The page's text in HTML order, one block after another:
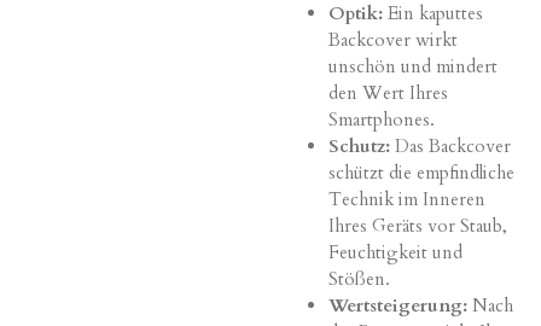
Optik:Ein kaputtes
Backcover wirkt
unschön und mindert
den Wert Ihres
Smartphones.
Schutz:Das Backcover
schützt die empfindliche
Technik im Inneren
Ihres Geräts vor Staub,
Feuchtigkeit und
Stößen.
Wertsteigerung:Nach